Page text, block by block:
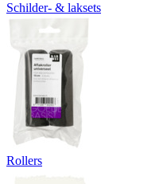
Schilder- & laksets
Rollers